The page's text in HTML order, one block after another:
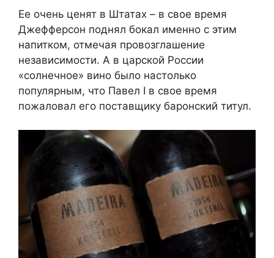
Ее очень ценят в Штатах – в свое время
Джефферсон поднял бокал именно с этим
напитком, отмечая провозглашение
независимости. А в царской России
«солнечное» вино было настолько
популярным, что Павел I в свое время
пожаловал его поставщику баронский титул.